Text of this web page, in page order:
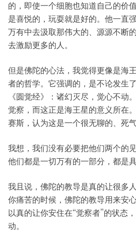
的，即使一个细胞也知道自己的价
是喜悦的，玩耍就是好的。他一直
万有中去汲取那伟大的、源源不断
去激励更多的人。
但是佛陀的心法，我觉得更像是海
者的哲学。它强调的，是不论发生
《圆觉经》：诸幻灭尽，觉心不动
觉察，而这正是海王星的意义所在
赛斯，认为这是一个很无聊的、死
我想，我们没有必要把他们两个的
他们都是一切万有的一部分，都是
我且说，佛陀的教导是真的让很多
你痛苦的时候，佛陀的教导用来安
以真的让你安住在“觉察者”的状态
动。